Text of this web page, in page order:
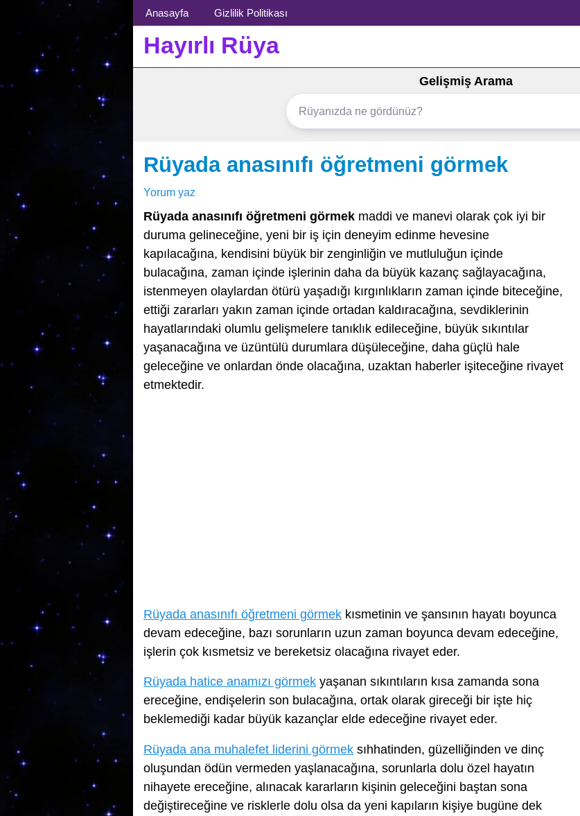
Menü
Anasayfa Gizlilik Politikası
Hayırlı Rüya
Gelişmiş Arama
Rüyada anasınıfı öğretmeni görmek
Yorum yaz
Rüyada anasınıfı öğretmeni görmek maddi ve manevi olarak çok iyi bir
duruma gelineceğine, yeni bir iş için deneyim edinme hevesine
kapılacağına, kendisini büyük bir zenginliğin ve mutluluğun içinde
bulacağına, zaman içinde işlerinin daha da büyük kazanç sağlayacağına,
istenmeyen olaylardan ötürü yaşadığı kırgınlıkların zaman içinde biteceğine,
ettiği zararları yakın zaman içinde ortadan kaldıracağına, sevdiklerinin
hayatlarındaki olumlu gelişmelere tanıklık edileceğine, büyük sıkıntılar
yaşanacağına ve üzüntülü durumlara düşüleceğine, daha güçlü hale
geleceğine ve onlardan önde olacağına, uzaktan haberler işiteceğine rivayet
etmektedir.
Rüyada anasınıfı öğretmeni görmek kısmetinin ve şansının hayatı boyunca
devam edeceğine, bazı sorunların uzun zaman boyunca devam edeceğine,
işlerin çok kısmetsiz ve bereketsiz olacağına rivayet eder.
Rüyada hatice anamızı görmek yaşanan sıkıntıların kısa zamanda sona
ereceğine, endişelerin son bulacağına, ortak olarak gireceği bir işte hiç
beklemediği kadar büyük kazançlar elde edeceğine rivayet eder.
Rüyada ana muhalefet liderini görmek sıhhatinden, güzelliğinden ve dinç
oluşundan ödün vermeden yaşlanacağına, sorunlarla dolu özel hayatın
nihayete ereceğine, alınacak kararların kişinin geleceğini baştan sona
değiştireceğine ve risklerle dolu olsa da yeni kapıların kişiye bugüne dek